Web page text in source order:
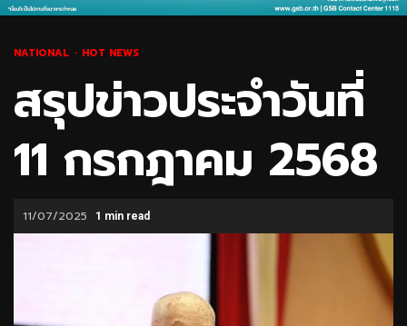
NATIONAL HOT NEWS
สรุปข่าวประจำวันที่
11 กรกฎาคม 2568
11/07/2025 1 min read